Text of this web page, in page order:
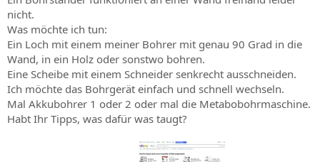
nicht.
Was möchte ich tun:
Ein Loch mit einem meiner Bohrer mit genau 90 Grad in die
Wand, in ein Holz oder sonstwo bohren.
Eine Scheibe mit einem Schneider senkrecht ausschneiden.
Ich möchte das Bohrgerät einfach und schnell wechseln.
Mal Akkubohrer 1 oder 2 oder mal die Metabobohrmaschine.
Habt Ihr Tipps, was dafür was taugt?